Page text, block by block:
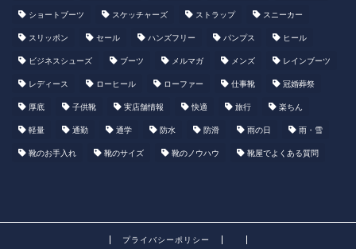
ショートブーツ スケッチャーズ ストラップ スニーカー
スリッポン セール ハンズフリー パンプス ヒール
ビジネスシューズ ブーツ メルマガ メンズ レインブーツ
レディース ローヒール ローファー 仕事靴 冠婚葬祭
厚底 子供靴 実店舗情報 快適 旅行 楽ちん
軽量 通勤 通学 防水 防滑 雨の日 雨・雪
靴のお手入れ 靴のサイズ 靴のノウハウ 靴屋でよくある質問
プライバシーポリシー